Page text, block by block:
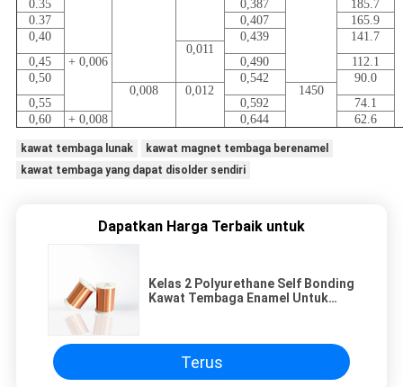
0.35
0,387
185.7
0.37
0,407
165.9
0,40
0,439
141.7
0,011
0,45
+ 0,006 0,490
112.1
0,50
0,542
90.0
0,008
0,012
1450
0,55
0,592
74.1
0,60
+ 0,008 0,644 62.6
kawat tembaga lunak
kawat magnet tembaga berenamel
kawat tembaga yang dapat disolder sendiri
Dapatkan Harga Terbaik untuk
Kelas 2 Polyurethane Self Bonding
Kawat Tembaga Enamel Untuk
Terus